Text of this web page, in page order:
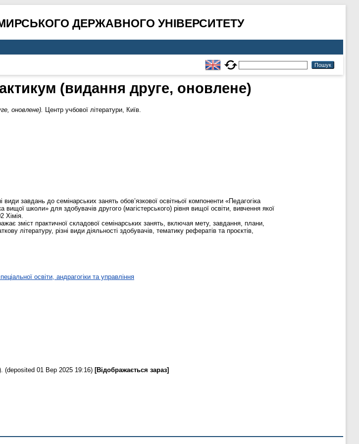
ДЕРЖАВНОГО УНІВЕРСИТЕТУ
(видання друге, оновлене)
оновлене). Центр учбової літератури, Київ.
завдань до семінарських занять обов’язкової освітньої компоненти «Педагогіка
школи» для здобувачів другого (магістерського) рівня вищої освіти, вивчення якої
Хімія.
зміст практичної складової семінарських занять, включая мету, завдання, плани,
літературу, різні види діяльності здобувачів, тематику рефератів та проєктів,
освіти, андрагогіки та управління
(deposited 01 Вер 2025 19:16) [Відображається зараз]